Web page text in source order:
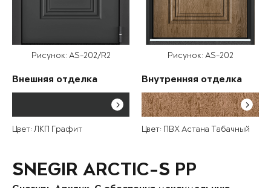
Рисунок: AS-202/R2
Внешняя отделка
Цвет: ЛКП Графит
Рисунок: AS-202
Внутренняя отделка
Цвет: ПВХ Астана Табачный
SNEGIR ARCTIC-S PP